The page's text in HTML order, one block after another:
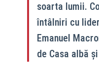
soarta lumii.
întâlniri cu
Emanuel
de Casa albă